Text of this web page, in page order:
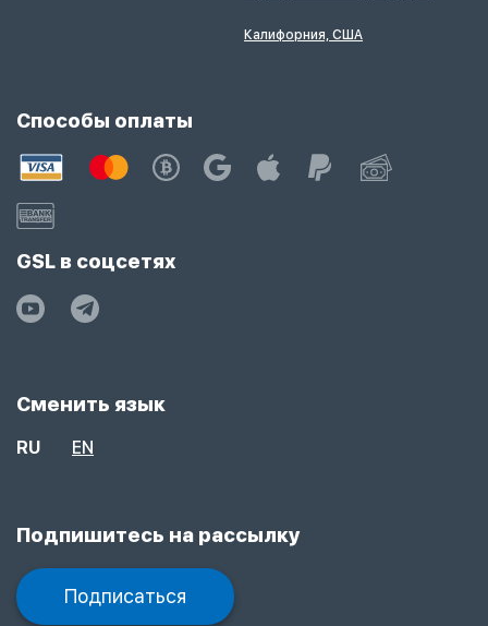
Калифорния, США
Способы оплаты
GSL в соцсетях
Сменить язык
RU EN
Подпишитесь на рассылку
Подписаться